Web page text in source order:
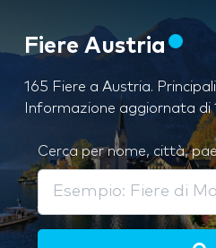
Fiere Austria
165 Fiere a Austria.
Informazione aggiornata di
Cerca per nome, città,